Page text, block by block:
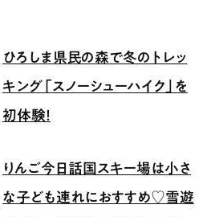
ひろしま県民の森で冬のトレッ
キング「スノーシューハイク」を
初体験！
りんご今日話国スキー場は小さ
な子ども連れにおすすめ♡雪遊